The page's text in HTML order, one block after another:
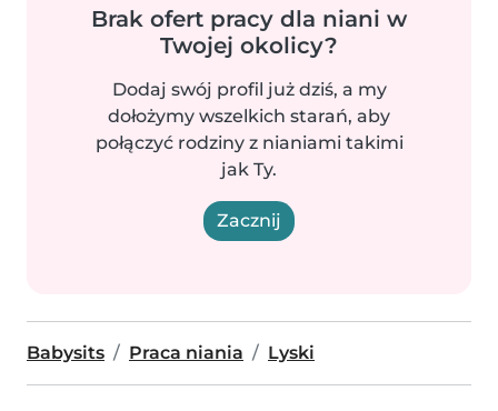
Brak ofert pracy dla niani w
Twojej okolicy?
Dodaj swój profil już dziś, a my
dołożymy wszelkich starań, aby
połączyć rodziny z nianiami takimi
jak Ty.
Zacznij
Babysits Praca niania Lyski